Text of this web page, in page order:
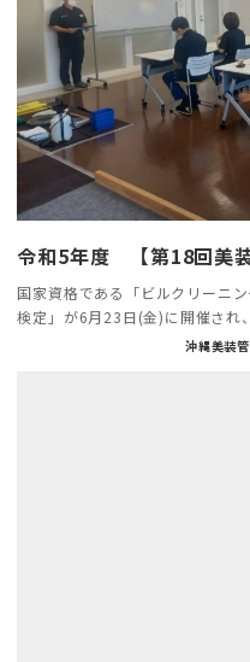
令和5年度 【第18回美
国家資格である「ビルクリーニ
検定」が6月23日(金)に開催さ
沖縄美装